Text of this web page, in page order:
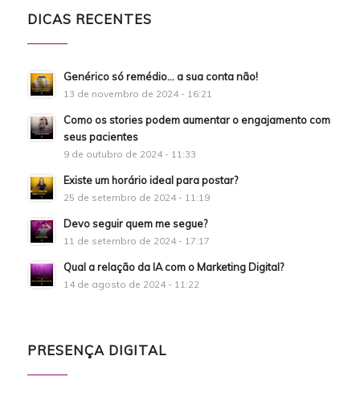
DICAS RECENTES
Genérico só remédio… a sua conta não!
13 de novembro de 2024 - 16:21
Como os stories podem aumentar o engajamento com
seus pacientes
9 de outubro de 2024 - 11:33
Existe um horário ideal para postar?
25 de setembro de 2024 - 11:19
Devo seguir quem me segue?
11 de setembro de 2024 - 17:17
Qual a relação da IA com o Marketing Digital?
14 de agosto de 2024 - 11:22
PRESENÇA DIGITAL